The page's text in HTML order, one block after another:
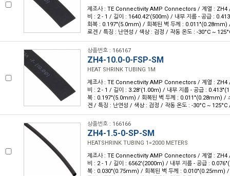
제조사 : TE Connectivity AMP Connectors / 계열 : ZH4
비 : 2 - 1 / 길이 : 1640.42'(500m) / 내부 지름 - 공급 :
회복 : 0.197"(5.0mm) / 회복된 벽 두께 : 0.011"(0.28mm)
로겐 / 특징 : 난연성 / 색상 : 검정 / 작동 온도 : -30°C ~
상품번호 : 166167
ZH4-10.0-0-FSP-SM
HEAT SHRINK TUBING 1M
제조사 : TE Connectivity AMP Connectors / 계열 : ZH4
비 : 2 - 1 / 길이 : 3.28'(1.00m) / 내부 지름 - 공급 :
복 : 0.197"(5.0mm) / 회복된 벽 두께 : 0.011"(0.28mm) /
겐 / 특징 : 난연성 / 색상 : 검정 / 작동 온도 : -30°C ~ 125°C
상품번호 : 166166
ZH4-1.5-0-SP-SM
HEATSHRINK TUBING 1=2000 METERS
제조사 : TE Connectivity AMP Connectors / 계열 : ZH4
비 : 2 - 1 / 길이 : 6562'(2000m) / 내부 지름 - 공급 :
복 : 0.030"(0.75mm) / 회복된 벽 두께 : 0.010"(0.25mm) /